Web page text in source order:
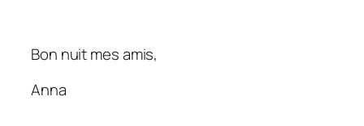
Bon nuit mes amis,
Anna